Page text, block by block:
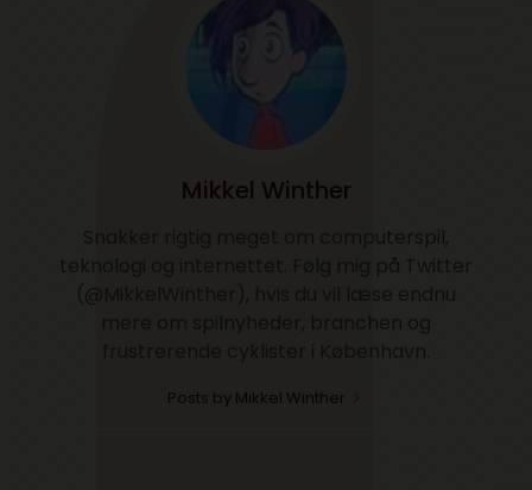
Mikkel Winther
Posts by Mikkel Winther